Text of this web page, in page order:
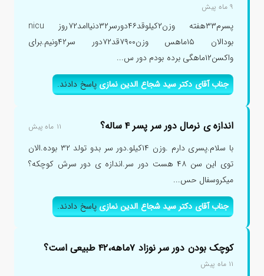
۹ ماه پیش
پسرم۳۳هفته وزن۲کیلوقد۴۶دورسر۳۲دنیاامد۷۲روز nicu
بودالان ۱۵ماهس وزن۷۹۰۰قد۷۲دور سر۴۲ونیم.برای
واکسن۱۲ماهگی برده بودم دور س...
جناب آقای دکتر سید شجاع الدین نمازیپاسخ دادند.
اندازه ی نرمال دور سر پسر ۴ ساله؟ ۱۱ ماه پیش
با سلام.پسری دارم .وزن ۱۴کیلو.دور سر بدو تولد ۳۲ بوده.الان
توی این سن ۴۸ هست دور سر.اندازه ی دور سرش کوچکه؟
میکروسفال حس...
جناب آقای دکتر سید شجاع الدین نمازیپاسخ دادند.
کوچک بودن دور سر نوزاد ۷ماهه،۴۲ طبیعی است؟
۱۱ ماه پیش